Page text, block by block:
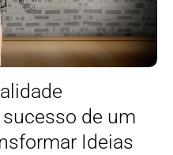
de um
Ideias